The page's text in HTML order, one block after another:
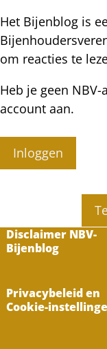
Het Bijenblog is
om reacties te
Heb je geen
account aan.
Inloggen
Disclaimer NBV-
Bijenblog
Privacybeleid en
Cookie-